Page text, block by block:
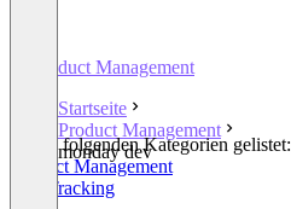
Product Management
Startseite
Product Management
monday dev
In den folgenden Kategorien gelistet:
Product Management
Bug Tracking